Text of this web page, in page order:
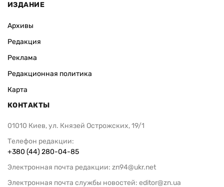
ИЗДАНИЕ
Архивы
Редакция
Реклама
Редакционная политика
Карта
КОНТАКТЫ
01010 Киев, ул. Князей Острожских, 19/1
Телефон редакции:
+380 (44) 280-04-85
Электронная почта редакции: zn94@ukr.net
Электронная почта службы новостей: editor@zn.ua